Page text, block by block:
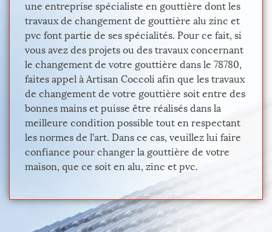
une entreprise spécialiste en gouttière dont les
travaux de changement de gouttière alu zinc et
pvc font partie de ses spécialités. Pour ce fait, si
vous avez des projets ou des travaux concernant
le changement de votre gouttière dans le 78780,
faites appel à Artisan Coccoli afin que les travaux
de changement de votre gouttière soit entre des
bonnes mains et puisse être réalisés dans la
meilleure condition possible tout en respectant
les normes de l’art. Dans ce cas, veuillez lui faire
confiance pour changer la gouttière de votre
maison, que ce soit en alu, zinc et pvc.